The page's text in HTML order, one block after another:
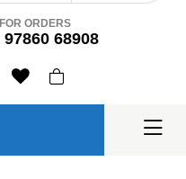
FOR ORDERS
97860 68908